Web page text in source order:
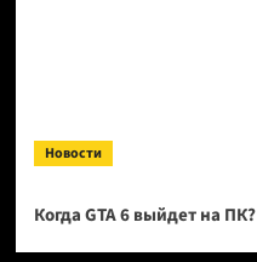
Новости
Когда GTA 6 выйдет на ПК?